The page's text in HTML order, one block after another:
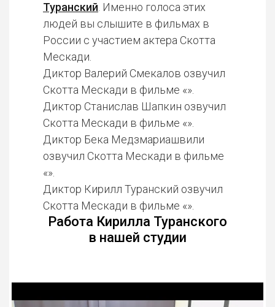
Туранский . Именно голоса этих
людей вы слышите в фильмах в
России с участием актера Скотта
Мескади.
Диктор Валерий Смекалов озвучил
Скотта Мескади в фильме «».
Диктор Станислав Шапкин озвучил
Скотта Мескади в фильме «».
Диктор Бека Медзмариашвили
озвучил Скотта Мескади в фильме
«».
Диктор Кирилл Туранский озвучил
Скотта Мескади в фильме «».
Работа Кирилла Туранского
в нашей студии